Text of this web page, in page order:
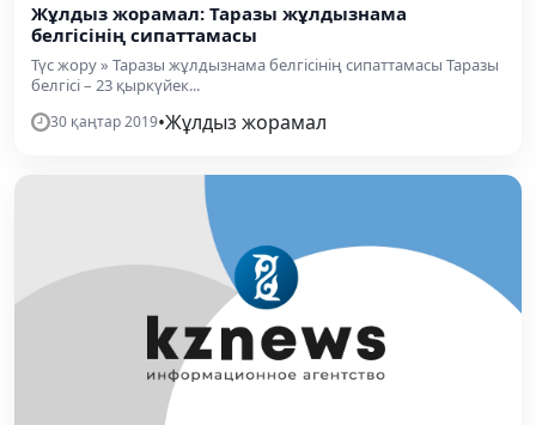
Жұлдыз жорамал: Таразы жұлдызнама
белгісінің сипаттамасы
Түс жору » Таразы жұлдызнама белгісінің сипаттамасы Таразы
белгісі – 23 қыркүйек...
30 қаңтар 2019•Жұлдыз жорамал